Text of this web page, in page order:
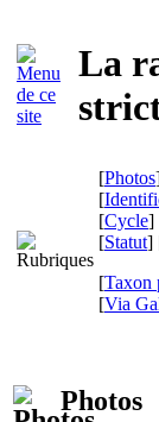
La
[Photos
[
[Cycle]
[Statut]
[Taxon
[Via
Photos